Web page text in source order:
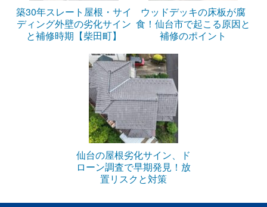
築30年スレート屋根・サイ
ディング外壁の劣化サイン
と補修時期【柴田町】
ウッドデッキの床板が腐
食！仙台市で起こる原因と
補修のポイント
仙台の屋根劣化サイン、ド
ローン調査で早期発見！放
置リスクと対策